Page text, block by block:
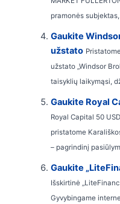
pramonės
Gaukite
užstato
užstato „Windsor
taisyklių laikymąsi,
Gaukite Royal
Royal Capital 50
pristatome
– pagrindinį
Gaukite
Išskirtinė
Gyvybingame